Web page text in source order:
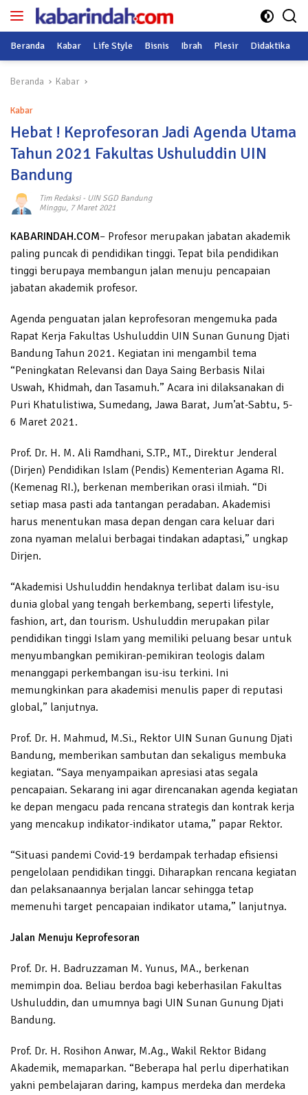
Langsung
Beranda Kabar Life Style Bisnis Ibrah Plesir Didaktika
Beranda Kabar
Kabar
Hebat ! Keprofesoran Jadi Agenda Utama
Tahun 2021 Fakultas Ushuluddin UIN
Bandung
Tim Redaksi- UIN SGD Bandung
Minggu, 7 Maret 2021
KABARINDAH.COM– Profesor merupakan jabatan akademik
paling puncak di pendidikan tinggi. Tepat bila pendidikan
tinggi berupaya membangun jalan menuju pencapaian
jabatan akademik profesor.
Agenda penguatan jalan keprofesoran mengemuka pada
Rapat Kerja Fakultas Ushuluddin UIN Sunan Gunung Djati
Bandung Tahun 2021. Kegiatan ini mengambil tema
“Peningkatan Relevansi dan Daya Saing Berbasis Nilai
Uswah, Khidmah, dan Tasamuh.” Acara ini dilaksanakan di
Puri Khatulistiwa, Sumedang, Jawa Barat, Jum’at-Sabtu, 5-
6 Maret 2021.
Prof. Dr. H. M. Ali Ramdhani, S.TP., MT., Direktur Jenderal
(Dirjen) Pendidikan Islam (Pendis) Kementerian Agama RI.
(Kemenag RI.), berkenan memberikan orasi ilmiah. “Di
setiap masa pasti ada tantangan peradaban. Akademisi
harus menentukan masa depan dengan cara keluar dari
zona nyaman melalui berbagai tindakan adaptasi,” ungkap
Dirjen.
“Akademisi Ushuluddin hendaknya terlibat dalam isu-isu
dunia global yang tengah berkembang, seperti lifestyle,
fashion, art, dan tourism. Ushuluddin merupakan pilar
pendidikan tinggi Islam yang memiliki peluang besar untuk
menyumbangkan pemikiran-pemikiran teologis dalam
menanggapi perkembangan isu-isu terkini. Ini
memungkinkan para akademisi menulis paper di reputasi
global,” lanjutnya.
Prof. Dr. H. Mahmud, M.Si., Rektor UIN Sunan Gunung Djati
Bandung, memberikan sambutan dan sekaligus membuka
kegiatan. “Saya menyampaikan apresiasi atas segala
pencapaian. Sekarang ini agar direncanakan agenda kegiatan
ke depan mengacu pada rencana strategis dan kontrak kerja
yang mencakup indikator-indikator utama,” papar Rektor.
“Situasi pandemi Covid-19 berdampak terhadap efisiensi
pengelolaan pendidikan tinggi. Diharapkan rencana kegiatan
dan pelaksanaannya berjalan lancar sehingga tetap
memenuhi target pencapaian indikator utama,” lanjutnya.
Jalan Menuju Keprofesoran
Prof. Dr. H. Badruzzaman M. Yunus, MA., berkenan
memimpin doa. Beliau berdoa bagi keberhasilan Fakultas
Ushuluddin, dan umumnya bagi UIN Sunan Gunung Djati
Bandung.
Prof. Dr. H. Rosihon Anwar, M.Ag., Wakil Rektor Bidang
Akademik, memaparkan. “Beberapa hal perlu diperhatikan
yakni pembelajaran daring, kampus merdeka dan merdeka